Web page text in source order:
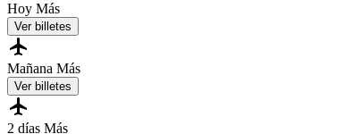
Hoy Más
Ver billetes
Mañana Más
Ver billetes
2 días Más